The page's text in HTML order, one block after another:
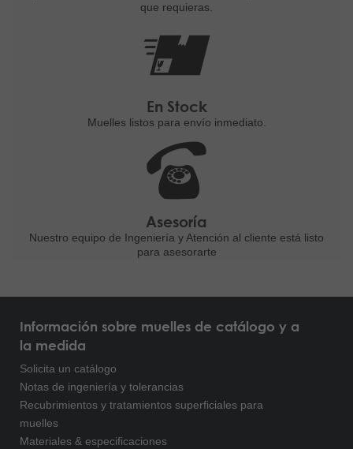
que requieras.
En Stock
Muelles listos paraenvío inmediato.
Asesoría
Nuestro equipo de Ingeniería y Atención al cliente está listo
para asesorarte
Información sobre muelles de catálogo y a
la medida
Solicita un catálogo
Notas de ingeniería y tolerancias
Recubrimientos y tratamientos superficiales para
muelles
Materiales & especificaciones